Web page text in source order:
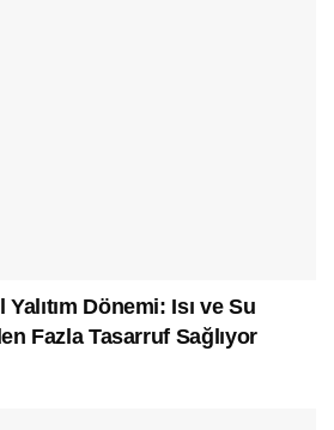
Dönemi: Isı ve Su
Fazla Tasarruf Sağlıyor